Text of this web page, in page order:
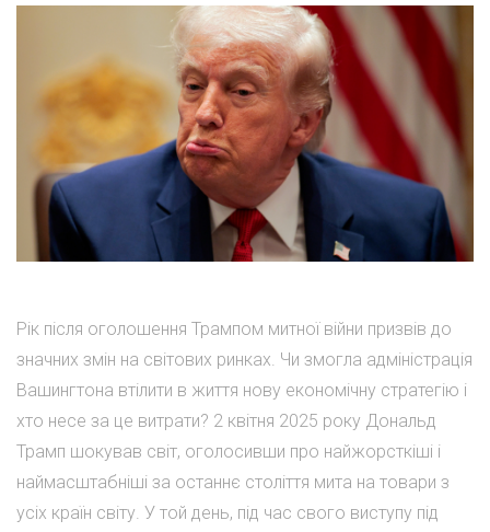
Рік після оголошення Трампом митної війни призвів до
значних змін на світових ринках. Чи змогла адміністрація
Вашингтона втілити в життя нову економічну стратегію і
хто несе за це витрати? 2 квітня 2025 року Дональд
Трамп шокував світ, оголосивши про найжорсткіші і
наймасштабніші за останнє століття мита на товари з
усіх країн світу. У той день, під час свого виступу під